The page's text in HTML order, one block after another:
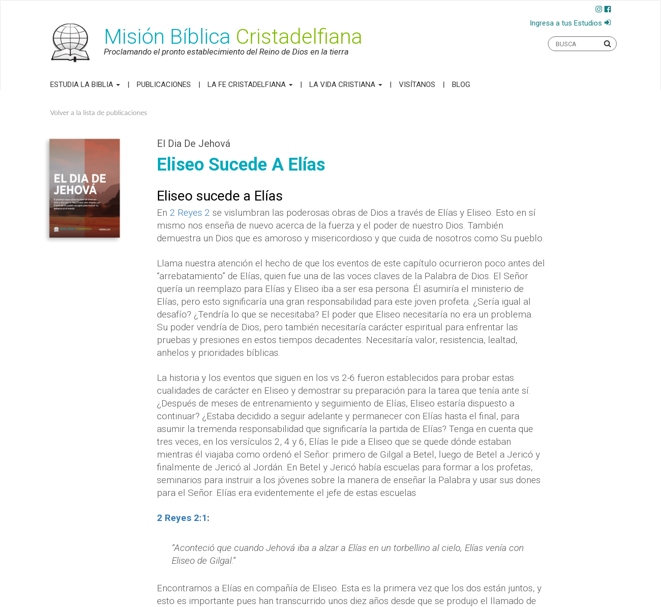
Misión Bíblica Cristadelfiana
Proclamando el pronto establecimiento del Reino de Dios en la tierra
Ingresa a tus Estudios
ESTUDIA LA BIBLIA PUBLICACIONES LA FE CRISTADELFIANA LA VIDA CRISTIANA VISÍTANOS BLOG
Volver a la lista de publicaciones
El Dia De Jehová
Eliseo Sucede A Elías
Eliseo sucede a Elías
En 2 Reyes 2 se vislumbran las poderosas obras de Dios a través de Elías y Eliseo. Esto en sí
mismo nos enseña de nuevo acerca de la fuerza y ​​el poder de nuestro Dios. También
demuestra un Dios que es amoroso y misericordioso y que cuida de nosotros como Su pueblo.
Llama nuestra atención el hecho de que los eventos de este capítulo ocurrieron poco antes del
“arrebatamiento” de Elías, quien fue una de las voces claves de la Palabra de Dios. El Señor
quería un reemplazo para Elías y Eliseo iba a ser esa persona. Él asumiría el ministerio de
Elías, pero esto significaría una gran responsabilidad para este joven profeta. ¿Sería igual al
desafío? ¿Tendría lo que se necesitaba? El poder que Eliseo necesitaría no era un problema.
Su poder vendría de Dios, pero también necesitaría carácter espiritual para enfrentar las
pruebas y presiones en estos tiempos decadentes. Necesitaría valor, resistencia, lealtad,
anhelos y prioridades bíblicas.
La historia y los eventos que siguen en los vs 2-6 fueron establecidos para probar estas
cualidades de carácter en Eliseo y demostrar su preparación para la tarea que tenía ante sí.
¿Después de meses de entrenamiento y seguimiento de Elías, Eliseo estaría dispuesto a
continuar? ¿Estaba decidido a seguir adelante y permanecer con Elías hasta el final, para
asumir la tremenda responsabilidad que significaría la partida de Elías? Tenga en cuenta que
tres veces, en los versículos 2, 4 y 6, Elías le pide a Eliseo que se quede dónde estaban
mientras él viajaba como ordenó el Señor: primero de Gilgal a Betel, luego de Betel a Jericó y
finalmente de Jericó al Jordán. En Betel y Jericó había escuelas para formar a los profetas,
seminarios para instruir a los jóvenes sobre la manera de enseñar la Palabra y usar sus dones
para el Señor. Elías era evidentemente el jefe de estas escuelas
2 Reyes 2:1:
“Aconteció que cuando Jehová iba a alzar a Elías en un torbellino al cielo, Elías venía con
Eliseo de Gilgal.”
Encontramos a Elías en compañía de Eliseo. Esta es la primera vez que los dos están juntos, y
esto es importante pues han transcurrido unos diez años desde que se produjo el llamado de